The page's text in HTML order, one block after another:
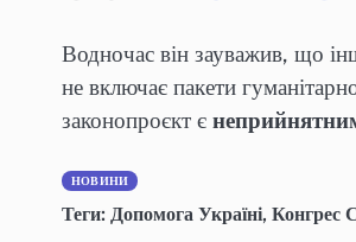
Водночас він зауважив, що
не включає пакети
законопроєкт є
НОВИНИ
Теги: Допомога Україні,